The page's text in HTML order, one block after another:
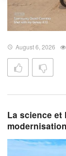
August 6, 2026
La science